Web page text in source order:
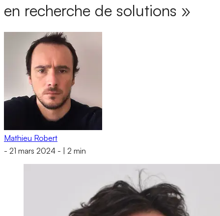
en recherche de solutions »
Mathieu Robert
- 21 mars 2024 - 2 min